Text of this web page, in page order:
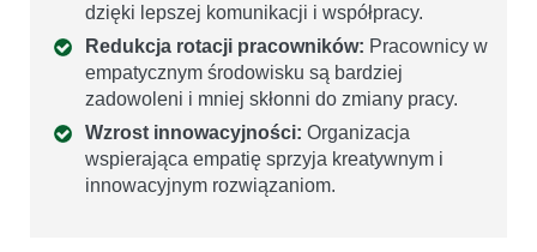
dzięki lepszej komunikacji i współpracy.
Redukcja rotacji pracowników: Pracownicy w
empatycznym środowisku są bardziej
zadowoleni i mniej skłonni do zmiany pracy.
Wzrost innowacyjności: Organizacja
wspierająca empatię sprzyja kreatywnym i
innowacyjnym rozwiązaniom.